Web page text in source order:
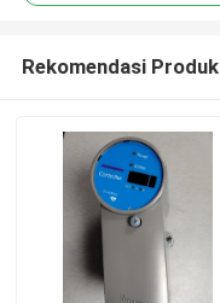
Rekomendasi Produk